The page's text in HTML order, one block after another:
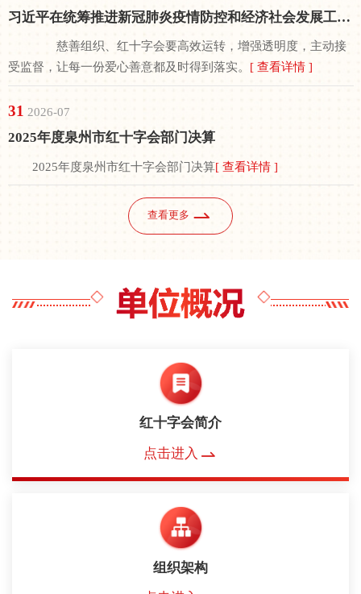
习近平在统筹推进新冠肺炎疫情防控和经济社会发展工作部署会...
慈善组织、红十字会要高效运转，增强透明度，主动接
受监督，让每一份爱心善意都及时得到落实。 [ 查看详情 ]
31 2026-07
2025年度泉州市红十字会部门决算
2025年度泉州市红十字会部门决算[ 查看详情 ]
查看更多
红十字会简介
点击进入
组织架构